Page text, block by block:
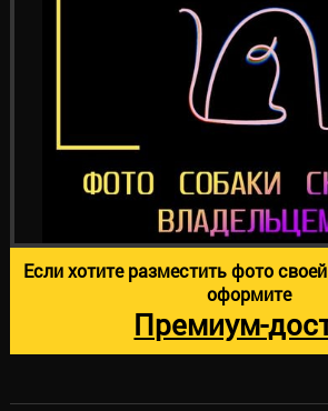
Если хотите разместить фото
оформите
Премиум-